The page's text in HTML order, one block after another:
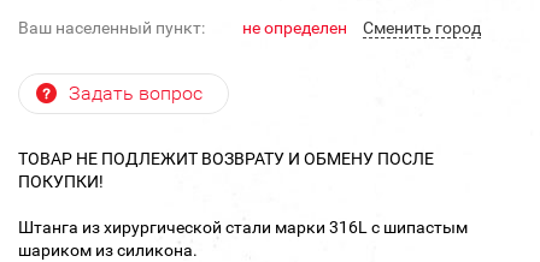
Ваш населенный пункт: не определен Cменить город
Задать вопрос
ТОВАР НЕ ПОДЛЕЖИТ ВОЗВРАТУ И ОБМЕНУ ПОСЛЕ
ПОКУПКИ!
Штанга из хирургической стали марки 316L с шипастым
шариком из силикона.